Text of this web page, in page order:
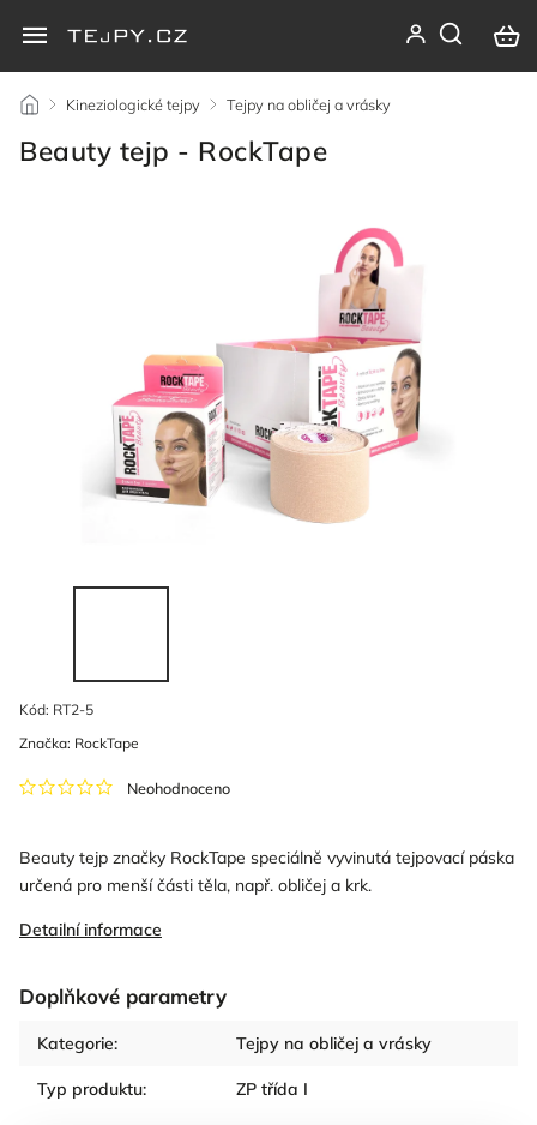
/ Kineziologické tejpy / Tejpy na obličej a vrásky
Beauty tejp - RockTape
Kód: RT2-5
Neohodnoceno
Beauty tejp značky RockTape speciálně vyvinutá tejpovací páska
určená pro menší části těla, např. obličej a krk.
Detailní informace
Doplňkové parametry
Kategorie: Tejpy na obličej a vrásky
Typ produktu: ZP třída I
Značka: RockTape